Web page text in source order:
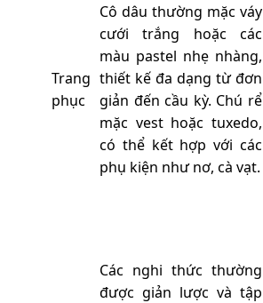
Trang
phục
Cô dâu thường mặc váy
cưới trắng hoặc các
màu pastel nhẹ nhàng,
thiết kế đa dạng từ đơn
giản đến cầu kỳ. Chú rể
mặc vest hoặc tuxedo,
có thể kết hợp với các
phụ kiện như nơ, cà vạt.
Các nghi thức thường
được giản lược và tập